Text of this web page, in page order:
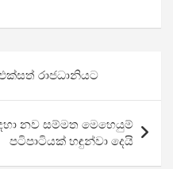
රාජධානියට
නව සම්මත මෙහෙයුම්
පටිපාටියක් හඳුන්වා දෙයි